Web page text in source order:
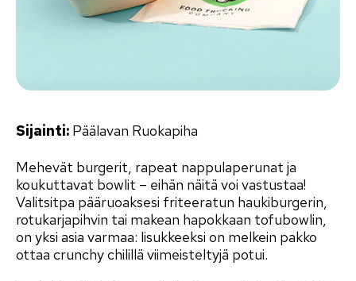
Sijainti: Päälavan Ruokapiha
Mehevät burgerit, rapeat nappulaperunat ja
koukuttavat bowlit – eihän näitä voi vastustaa!
Valitsitpa pääruoaksesi friteeratun haukiburgerin,
rotukarjapihvin tai makean hapokkaan tofubowlin,
on yksi asia varmaa: lisukkeeksi on melkein pakko
ottaa crunchy chilillä viimeisteltyjä potui.